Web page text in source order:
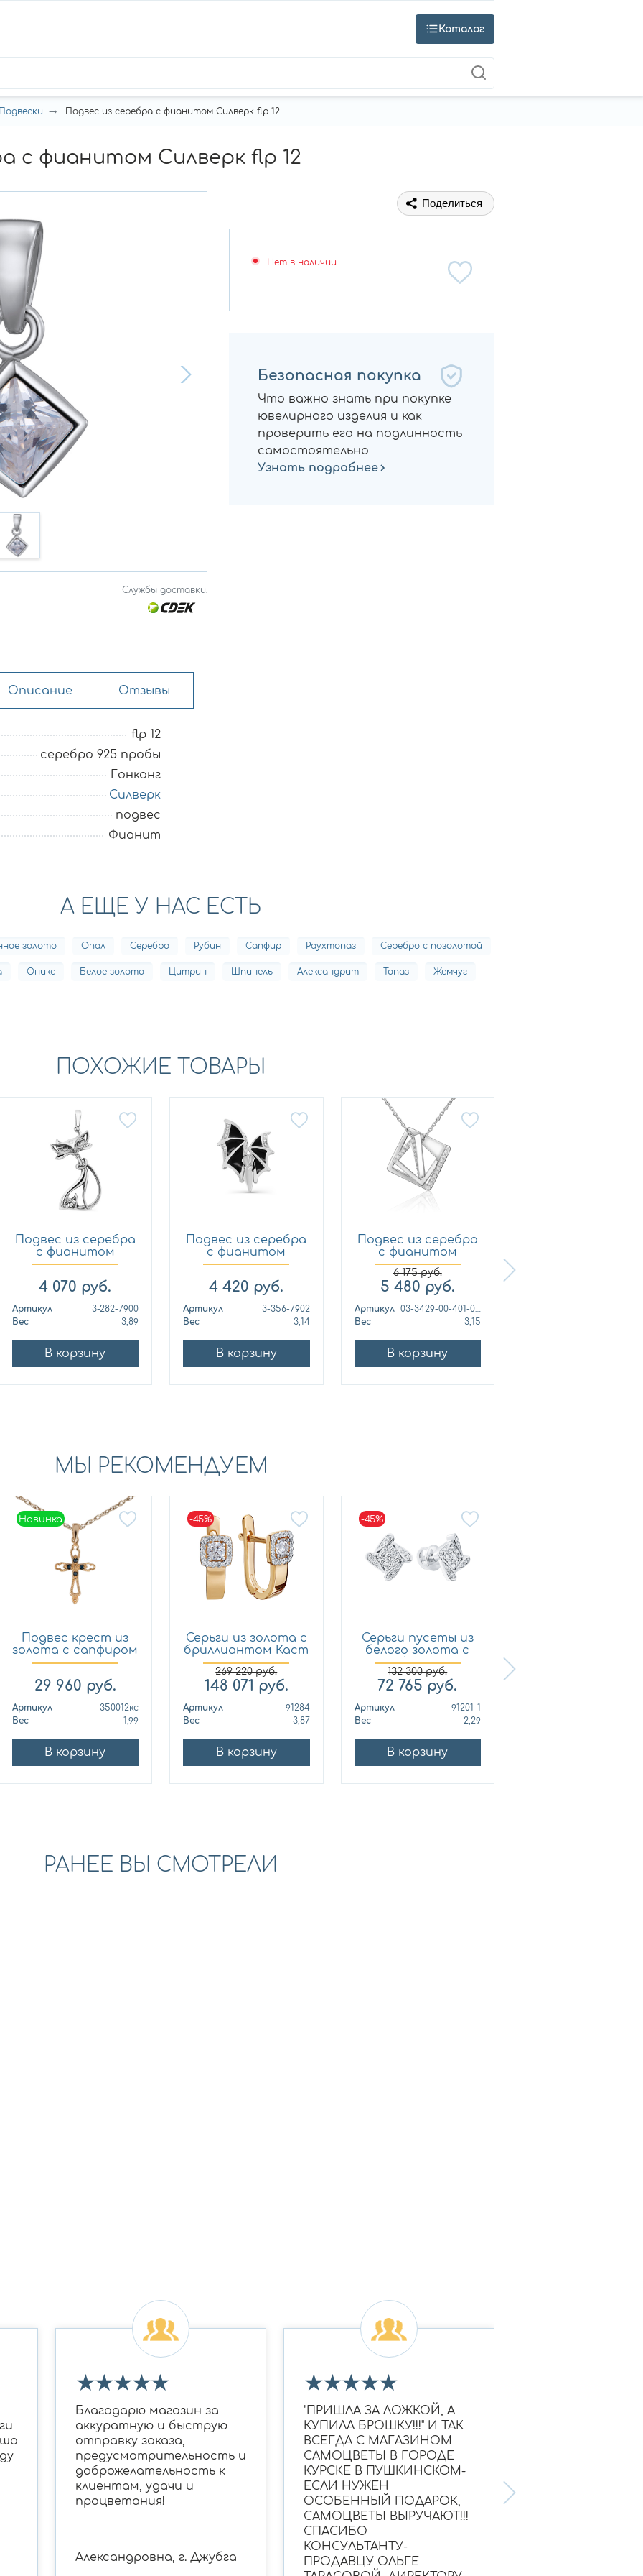
Каталог
Подвески Подвес из серебра с фианитом Силверк flp 12
с фианитом Силверк flp 12
Службы доставки:
Поделиться
Нет в наличии
Безопасная покупка
Что важно знать при покупке
ювелирного изделия и как
проверить его на подлинность
самостоятельно
Узнать подробнее
Описание Отзывы
flp 12
серебро 925 пробы
Гонконг
Силверк
подвес
Фианит
А ЕЩЕ У НАС ЕСТЬ
золото Опал Серебро Рубин Сапфир Раухтопаз Серебро с позолотой
Оникс Белое золото Цитрин Шпинель Александрит Топаз Жемчуг
ПОХОЖИЕ ТОВАРЫ
Подвес из серебра
с фианитом
KABAROVS...
4 070 руб.
Артикул
3-282-7900
Вес
3,89
В корзину
Подвес из серебра
с фианитом
KABAROVS...
4 420 руб.
Артикул
3-356-7902
Вес
3,14
В корзину
Подвес из серебра
с фианитом
Платина ...
6 175руб.
5 480 руб.
Артикул
03-3429-00-401-0200
Вес
3,15
В корзину
МЫ РЕКОМЕНДУЕМ
Новинка
Новинка
Подвес крест из
золота с сапфиром
Кло...
29 960 руб.
Артикул
350012кс
Вес
1,99
В корзину
-45%
Серьги из золота с
бриллиантом Каст
ю...
269 220руб.
148 071 руб.
Артикул
91284
Вес
3,87
В корзину
-45%
Серьги пусеты из
белого золота с
брил...
132 300руб.
72 765 руб.
Артикул
91201-1
Вес
2,29
В корзину
РАНЕЕ ВЫ СМОТРЕЛИ
★★★★★
Благодарю магазин за
аккуратную и быструю
отправку заказа,
предусмотрительность и
доброжелательность к
клиентам, удачи и
процветания!
Александровна, г. Джубга
★★★★★
"ПРИШЛА ЗА ЛОЖКОЙ, А
КУПИЛА БРОШКУ!!!" И ТАК
ВСЕГДА С МАГАЗИНОМ
САМОЦВЕТЫ В ГОРОДЕ
КУРСКЕ В ПУШКИНСКОМ-
ЕСЛИ НУЖЕН
ОСОБЕННЫЙ ПОДАРОК,
САМОЦВЕТЫ ВЫРУЧАЮТ!!!
СПАСИБО
КОНСУЛЬТАНТУ-
ПРОДАВЦУ ОЛЬГЕ